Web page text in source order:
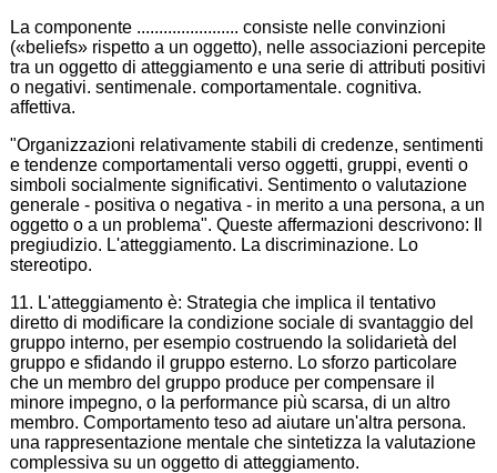
La componente ....................... consiste nelle convinzioni
(«beliefs» rispetto a un oggetto), nelle associazioni percepite
tra un oggetto di atteggiamento e una serie di attributi positivi
o negativi. sentimenale. comportamentale. cognitiva.
affettiva.
"Organizzazioni relativamente stabili di credenze, sentimenti
e tendenze comportamentali verso oggetti, gruppi, eventi o
simboli socialmente significativi. Sentimento o valutazione
generale - positiva o negativa - in merito a una persona, a un
oggetto o a un problema". Queste affermazioni descrivono: Il
pregiudizio. L'atteggiamento. La discriminazione. Lo
stereotipo.
11. L'atteggiamento è: Strategia che implica il tentativo
diretto di modificare la condizione sociale di svantaggio del
gruppo interno, per esempio costruendo la solidarietà del
gruppo e sfidando il gruppo esterno. Lo sforzo particolare
che un membro del gruppo produce per compensare il
minore impegno, o la performance più scarsa, di un altro
membro. Comportamento teso ad aiutare un'altra persona.
una rappresentazione mentale che sintetizza la valutazione
complessiva su un oggetto di atteggiamento.